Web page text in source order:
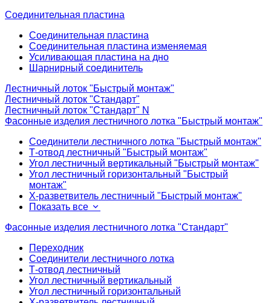
Соединительная пластина
Соединительная пластина
Соединительная пластина изменяемая
Усиливающая пластина на дно
Шарнирный соединитель
Лестничный лоток "Быстрый монтаж"
Лестничный лоток "Стандарт"
Лестничный лоток "Стандарт" N
Фасонные изделия лестничного лотка "Быстрый монтаж"
Соединители лестничного лотка "Быстрый монтаж"
Т-отвод лестничный "Быстрый монтаж"
Угол лестничный вертикальный "Быстрый монтаж"
Угол лестничный горизонтальный "Быстрый
монтаж"
Х-разветвитель лестничный "Быстрый монтаж"
Показать все
Фасонные изделия лестничного лотка "Стандарт"
Переходник
Соединители лестничного лотка
Т-отвод лестничный
Угол лестничный вертикальный
Угол лестничный горизонтальный